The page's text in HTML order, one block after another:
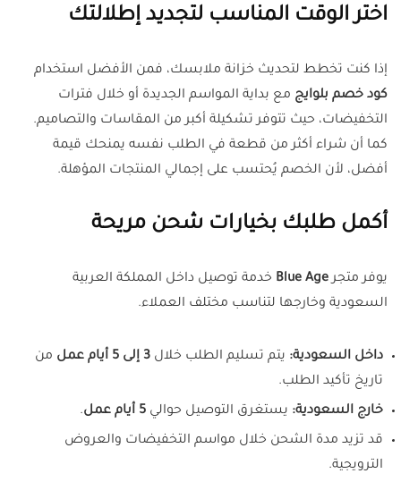
اختر الوقت المناسب لتجديد إطلالتك
إذا كنت تخطط لتحديث خزانة ملابسك، فمن الأفضل استخدام
كود خصم بلوايج مع بداية المواسم الجديدة أو خلال فترات
التخفيضات، حيث تتوفر تشكيلة أكبر من المقاسات والتصاميم.
كما أن شراء أكثر من قطعة في الطلب نفسه يمنحك قيمة
أفضل، لأن الخصم يُحتسب على إجمالي المنتجات المؤهلة.
أكمل طلبك بخيارات شحن مريحة
يوفر متجرBlue Age خدمة توصيل داخل المملكة العربية
السعودية وخارجها لتناسب مختلف العملاء.
داخل السعودية: يتم تسليم الطلب خلال 3 إلى 5 أيام عمل
من
تاريخ تأكيد الطلب.
خارج السعودية: يستغرق التوصيل حوالي 5 أيام عمل .
قد تزيد مدة الشحن خلال مواسم التخفيضات والعروض
الترويجية.